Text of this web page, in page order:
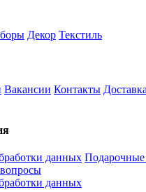
Декор Текстиль
Вакансии Контакты Доставка
данных
данных